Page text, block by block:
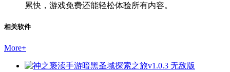
累快，游戏免费还能轻松体验所有内容。
相关软件
More+